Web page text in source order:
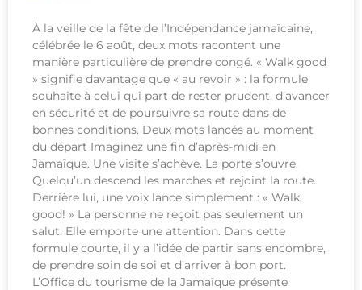
À la veille de la fête de l’Indépendance jamaïcaine,
célébrée le 6 août, deux mots racontent une
manière particulière de prendre congé. « Walk good
» signifie davantage que « au revoir » : la formule
souhaite à celui qui part de rester prudent, d’avancer
en sécurité et de poursuivre sa route dans de
bonnes conditions. Deux mots lancés au moment
du départ Imaginez une fin d’après-midi en
Jamaïque. Une visite s’achève. La porte s’ouvre.
Quelqu’un descend les marches et rejoint la route.
Derrière lui, une voix lance simplement : « Walk
good! » La personne ne reçoit pas seulement un
salut. Elle emporte une attention. Dans cette
formule courte, il y a l’idée de partir sans encombre,
de prendre soin de soi et d’arriver à bon port.
L’Office du tourisme de la Jamaïque présente